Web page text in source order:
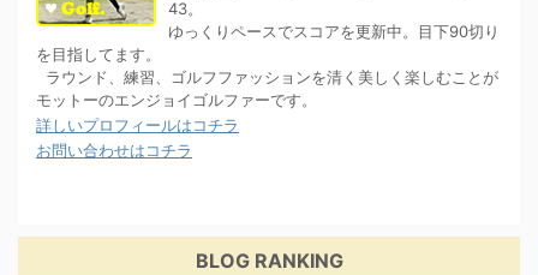
43。
ゆっくりペースでスコアを更新中。目下90切り
を目指してます。
ラウンド、練習、ゴルフファッションを清く美しく楽しむことが
モットーのエンジョイゴルファーです。
詳しいプロフィールはコチラ
お問い合わせはコチラ
BLOG RANKING